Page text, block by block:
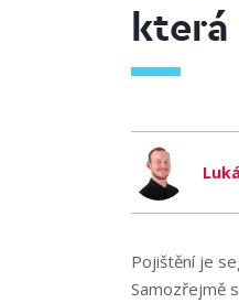
Pojištění je
Samozřejmě